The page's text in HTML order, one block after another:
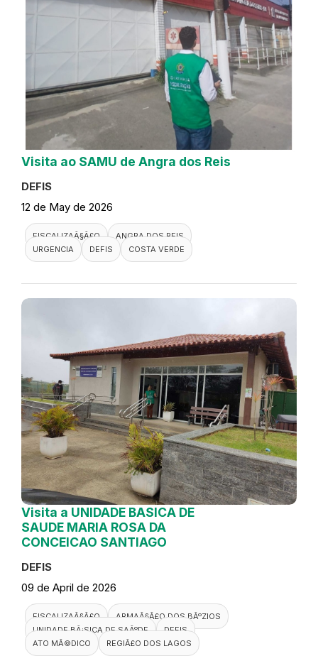
Visita ao SAMU de Angra dos Reis
DEFIS
12 de May de 2026
FISCALIZAÃ§Ã£O
ANGRA DOS REIS
URGENCIA
DEFIS COSTA VERDE
Visita a UNIDADE BASICA DE
SAUDE MARIA ROSA DA
CONCEICAO SANTIAGO
DEFIS
09 de April de 2026
FISCALIZAÃ§Ã£O
ARMAÃ§Ã£O DOS BÃºZIOS
UNIDADE BÃ¡SICA DE SAÃºDE
DEFIS
ATO MÃ©DICO
REGIÃ£O DOS LAGOS